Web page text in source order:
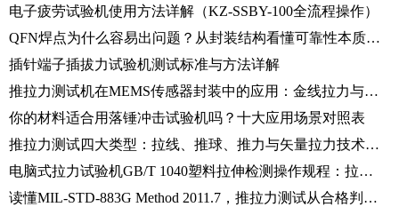
电子疲劳试验机使用方法详解（KZ-SSBY-100全流程操作）
QFN焊点为什么容易出问题？从封装结构看懂可靠性本质（含Alpha-W260推拉力测试机应用）
插针端子插拔力试验机测试标准与方法详解
推拉力测试机在MEMS传感器封装中的应用：金线拉力与芯片推力测试技术解析
你的材料适合用落锤冲击试验机吗？十大应用场景对照表
推拉力测试四大类型：拉线、推球、推力与矢量拉力技术详解
电脑式拉力试验机GB/T 1040塑料拉伸检测操作规程：拉伸强度、断裂伸长率、弹性模量一次测准
读懂MIL-STD-883G Method 2011.7，推拉力测试从合格判定到失效归类的完整技术手册